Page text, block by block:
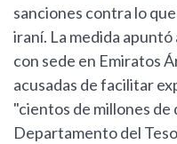
sanciones contra lo
iraní. La medida apuntó
con sede en Emiratos
acusadas de facilitar
"cientos de millones de
Departamento del